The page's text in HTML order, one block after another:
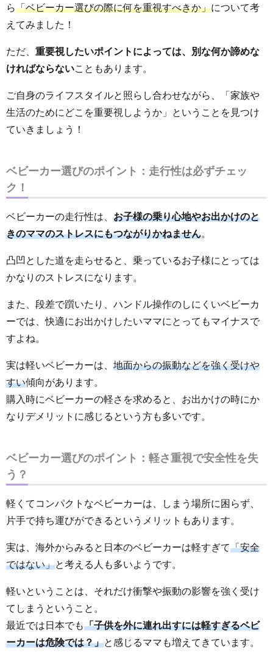
ら「ベビーカー選びの際に何を重視すべきか」について考
えてみました！
ただ、 重要視したいポイントによっては、別な何か諦めな
ければならないこともあります。
ご自身のライフスタイルと照らし合わせながら、「家族や
生活のためにどこを重要視しようか」ということを見つけ
ていきましょう！
ベビーカー選びのポイント：走行性は必ずチェッ
ク！
ベビーカーの走行性は、 お子様の乗り心地やお出かけのと
きのママのストレスにもつながりかねません。
凸凹とした道を走らせると、乗っているお子様にとっては
かなりのストレスになります。
また、段差で躓いたり、ハンドル操作のしにくいベビーカ
ーでは、快適にお出かけしたいママにとってもマイナスで
すよね。
実は軽いベビーカーは、 地面からの振動などを強く受けや
すい傾向があります。
購入時にベビーカーの軽さを求めると、お出かけの時にか
なりデメリットに感じるという方も多いです。
ベビーカー選びのポイント：軽さ重視で安全性を失
う？
軽くてコンパクトなベビーカーは、しまう場所に困らず、
片手で持ち運びができるというメリットもあります。
実は、海外からみると日本のベビーカーは軽すぎて「安全
ではない」と考える人も多いようです。
軽いということは、それだけ衝撃や振動の影響を強く受け
てしまうということ。
最近では日本でも「子供を外に連れ出すには軽すぎるベビ
ーカーは危険では？」と感じるママも増えてきています。